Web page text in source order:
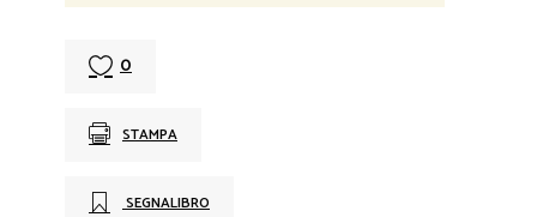
0
STAMPA
SEGNALIBRO